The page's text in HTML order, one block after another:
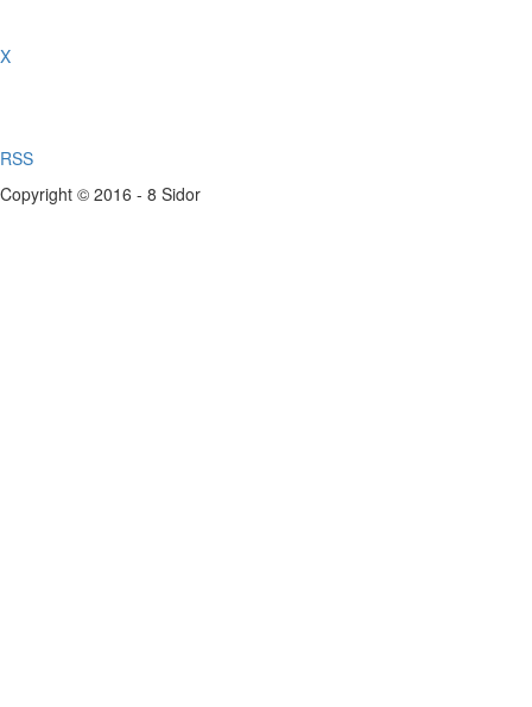
X
RSS
Copyright © 2016 - 8 Sidor